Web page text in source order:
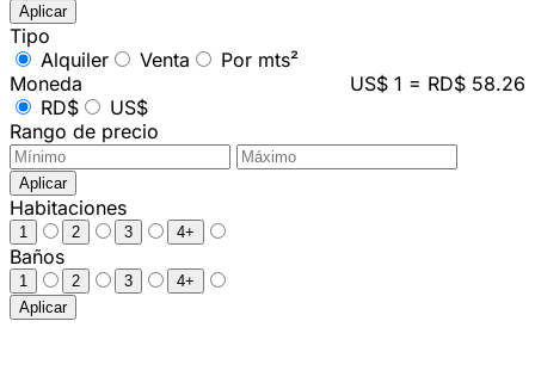
Aplicar
Tipo
Alquiler
Venta
Por mts²
Moneda
US$ 1 = RD$ 58.26
RD$
US$
Rango de precio
Aplicar
Habitaciones
1 2 3 4+
Baños
1 2 3
4+
Aplicar